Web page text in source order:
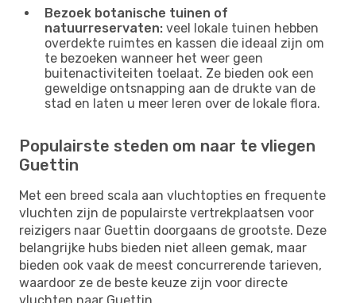
Bezoek botanische tuinen of
natuurreservaten: veel lokale tuinen hebben
overdekte ruimtes en kassen die ideaal zijn om
te bezoeken wanneer het weer geen
buitenactiviteiten toelaat. Ze bieden ook een
geweldige ontsnapping aan de drukte van de
stad en laten u meer leren over de lokale flora.
Populairste steden om naar te vliegen
Guettin
Met een breed scala aan vluchtopties en frequente
vluchten zijn de populairste vertrekplaatsen voor
reizigers naar Guettin doorgaans de grootste. Deze
belangrijke hubs bieden niet alleen gemak, maar
bieden ook vaak de meest concurrerende tarieven,
waardoor ze de beste keuze zijn voor directe